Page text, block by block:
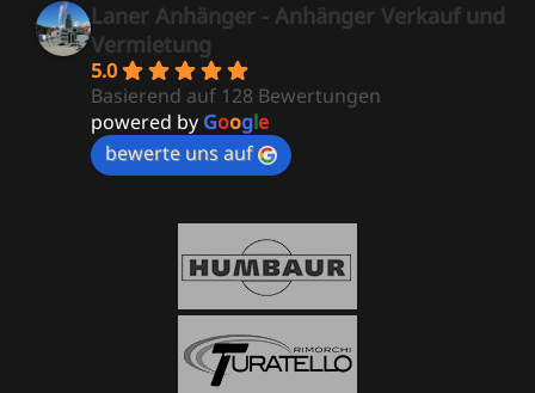
Laner Anhänger - Anhänger Verkauf und
Vermietung
5.0
Basierend auf 128 Bewertungen
powered by Google
bewerte uns auf